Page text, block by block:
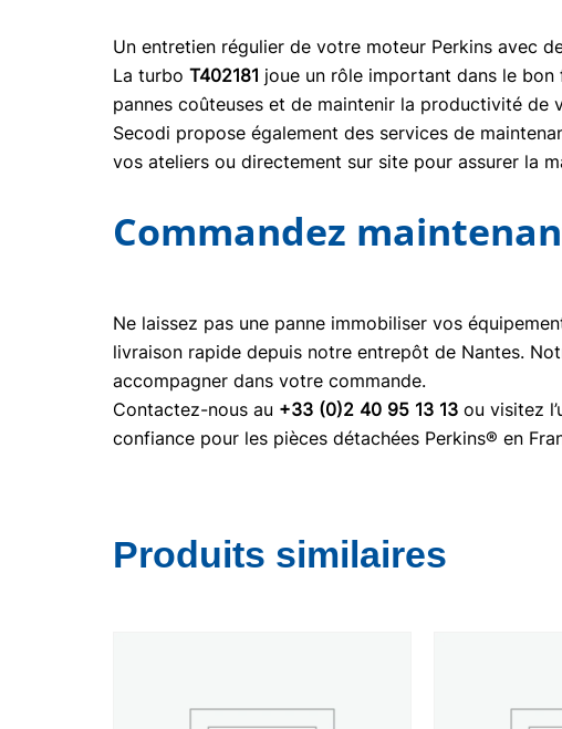
Un entretien régulier de votre moteur Perkins avec
La turbo T402181 joue un rôle important dans le
pannes coûteuses et de maintenir la productivité de
Secodi propose également des services de
vos ateliers ou directement sur site pour assurer la
Commandez
Ne laissez pas une panne immobiliser vos
livraison rapide depuis notre entrepôt de Nantes.
accompagner dans votre commande.
Contactez-nous au +33 (0)2 40 95 13 13 ou visitez
confiance pour les pièces détachées Perkins® en
Produits similaires